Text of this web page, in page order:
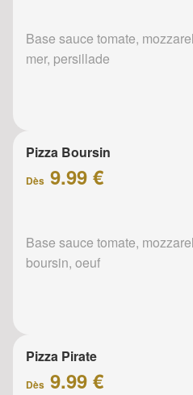
Base sauce tomate,
mer, persillade
Pizza Boursin
Dès 9.99 €
Base sauce tomate,
boursin, oeuf
Pizza Pirate
Dès 9.99 €